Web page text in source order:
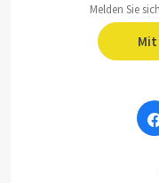
Melden Sie